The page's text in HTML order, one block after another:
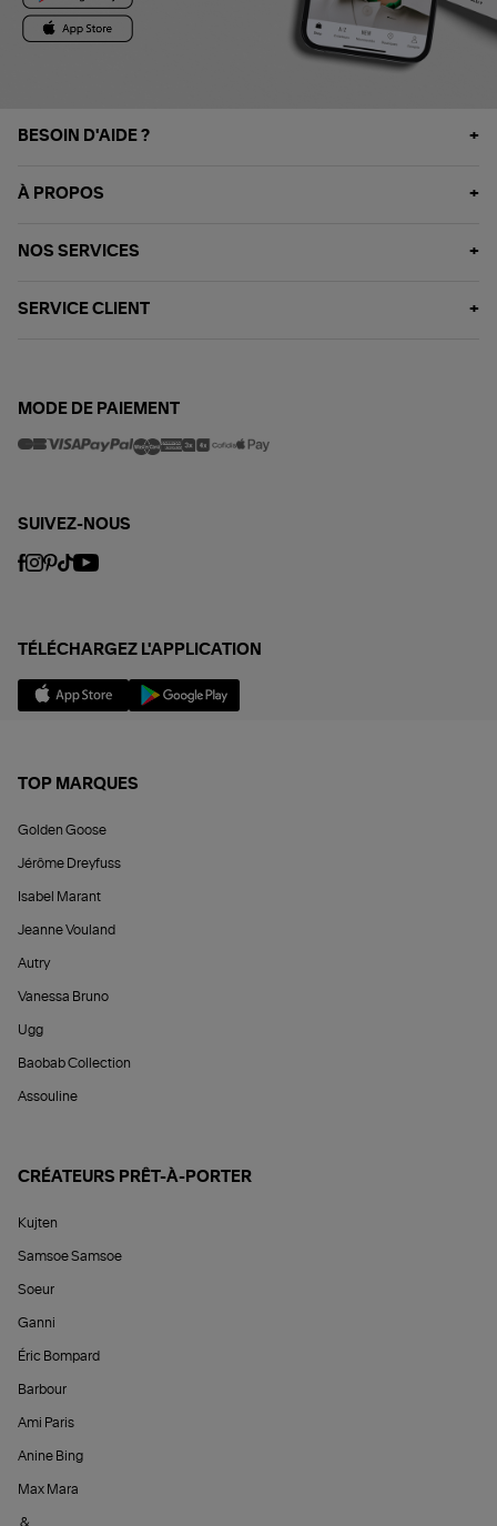
BESOIN D'AIDE ?
À PROPOS
NOS SERVICES
SERVICE CLIENT
MODE DE PAIEMENT
SUIVEZ-NOUS
TÉLÉCHARGEZ L'APPLICATION
TOP MARQUES
Golden Goose
Jérôme Dreyfuss
Isabel Marant
Jeanne Vouland
Autry
Vanessa Bruno
Ugg
Baobab Collection
Assouline
CRÉATEURS PRÊT-À-PORTER
Kujten
Samsoe Samsoe
Soeur
Ganni
Éric Bompard
Barbour
Ami Paris
Anine Bing
Max Mara
&